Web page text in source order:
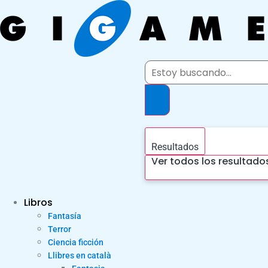
al
contenido
Search
Resultados
Ver todos los
Libros
Fantasía
Terror
Ciencia ficción
Llibres en català